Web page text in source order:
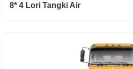
8* 4 Lori Tangki Air